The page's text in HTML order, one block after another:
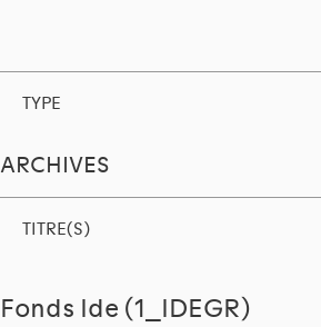
TYPE
ARCHIVES
TITRE(S)
Fonds Ide (1_IDEGR)